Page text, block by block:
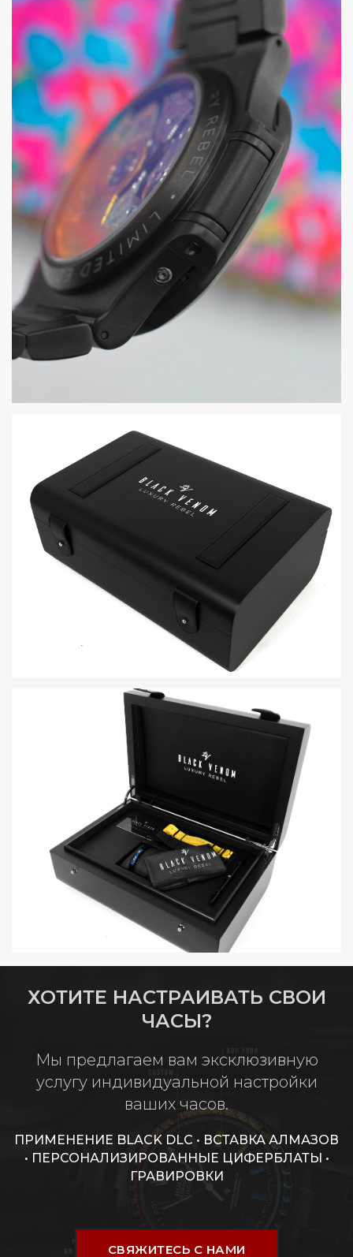
ХОТИТЕ НАСТРАИВАТЬ СВОИ
ЧАСЫ?
Мы предлагаем вам эксклюзивную
услугу индивидуальной настройки
ваших часов.
ПРИМЕНЕНИЕ BLACK DLC • ВСТАВКА АЛМАЗОВ
• ПЕРСОНАЛИЗИРОВАННЫЕ ЦИФЕРБЛАТЫ •
ГРАВИРОВКИ
СВЯЖИТЕСЬ С НАМИ